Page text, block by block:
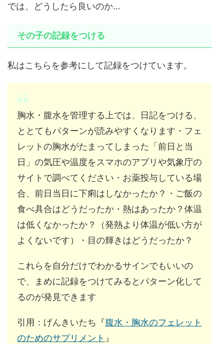
では、どうしたら良いのか…
その子の記録をつける
私はこちらを参考にして記録をつけています。
胸水・腹水を管理する上では、日記をつける、
ととてもパターンが読みやすくなります・フェ
レットの胸水がたまってしまった「前日と当
日」の気圧や温度をスマホのアプリや気象庁の
サイトで調べてください・お薬投与している場
合、前日当日に下痢はしなかったか？・ご飯の
食べ具合はどうだったか・熱はあったか？体温
は低くなかったか？（発熱より体温が低い方が
よくないです）・目の輝きはどうだったか？
これらを自分だけでわかるサインでもいいの
で、まめに記録をつけてみるとパターン化して
るのが発見できます
引用：げんきいたち『腹水・胸水のフェレット
のためのサプリメント 』